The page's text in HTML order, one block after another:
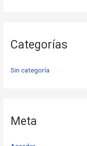
Categorías
Sin categoría
Meta